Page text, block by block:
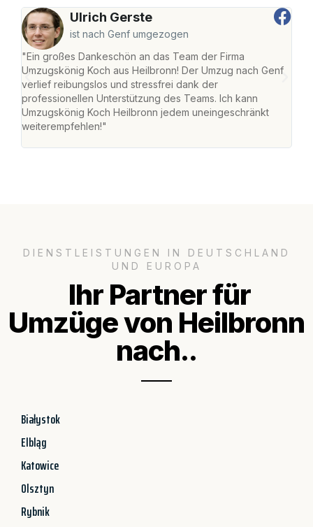
Ulrich Gerste
ist nach Genf umgezogen
"Ein großes Dankeschön an das Team der Firma
Umzugskönig Koch aus Heilbronn! Der Umzug nach Genf
verlief reibungslos und stressfrei dank der
professionellen Unterstützung des Teams. Ich kann
Umzugskönig Koch Heilbronn jedem uneingeschränkt
weiterempfehlen!"
DIENSTLEISTUNGEN IN DEUTSCHLAND
UND EUROPA
Ihr Partner für
Umzüge von Heilbronn
nach..
Białystok
Elbląg
Katowice
Olsztyn
Rybnik